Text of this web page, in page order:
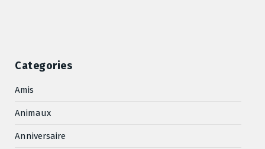
Categories
Amis
Animaux
Anniversaire